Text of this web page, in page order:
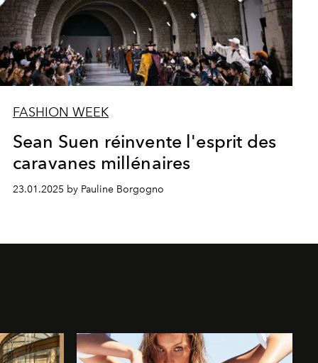
FASHION WEEK
Sean Suen réinvente l'esprit des
caravanes millénaires
23.01.2025 by Pauline Borgogno